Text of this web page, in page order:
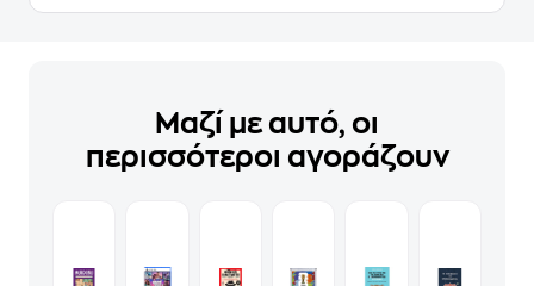
Μαζί με αυτό, οι
περισσότεροι αγοράζουν